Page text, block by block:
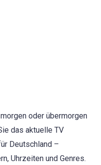
oder übermorgen
das aktuelle TV
Deutschland –
Uhrzeiten und Genres.